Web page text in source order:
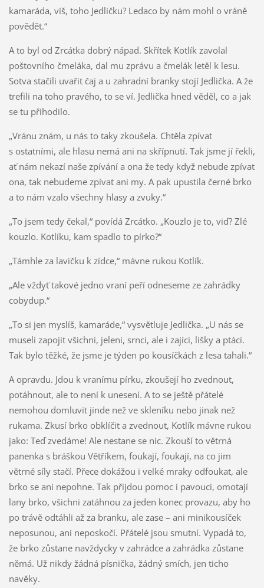
kamaráda, víš, toho Jedličku? Ledaco by nám mohl o vráně
povědět.“
A to byl od Zrcátka dobrý nápad. Skřítek Kotlík zavolal
poštovního čmeláka, dal mu zprávu a čmelák letěl k lesu.
Sotva stačili uvařit čaj a u zahradní branky stojí Jedlička. A že
trefili na toho pravého, to se ví. Jedlička hned věděl, co a jak
se tu přihodilo.
„Vránu znám, u nás to taky zkoušela. Chtěla zpívat
s ostatními, ale hlasu nemá ani na skřípnutí. Tak jsme jí řekli,
ať nám nekazí naše zpívání a ona že tedy když nebude zpívat
ona, tak nebudeme zpívat ani my. A pak upustila černé brko
a to nám vzalo všechny hlasy a zvuky.“
„To jsem tedy čekal,“ povídá Zrcátko. „Kouzlo je to, viď? Zlé
kouzlo. Kotlíku, kam spadlo to pírko?“
„Támhle za lavičku k zídce,“ mávne rukou Kotlík.
„Ale vždyť takové jedno vraní peří odneseme ze zahrádky
cobydup.“
„To si jen myslíš, kamaráde,“ vysvětluje Jedlička. „U nás se
museli zapojit všichni, jeleni, srnci, ale i zajíci, lišky a ptáci.
Tak bylo těžké, že jsme je týden po kousíčkách z lesa tahali.“
A opravdu. Jdou k vranímu pírku, zkoušejí ho zvednout,
potáhnout, ale to není k unesení. A to se ještě přátelé
nemohou domluvit jinde než ve skleníku nebo jinak než
rukama. Zkusí brko obklíčit a zvednout, Kotlík mávne rukou
jako: Teď zvedáme! Ale nestane se nic. Zkouší to větrná
panenka s bráškou Větříkem, foukají, foukají, na co jim
větrné síly stačí. Přece dokážou i velké mraky odfoukat, ale
brko se ani nepohne. Tak přijdou pomoc i pavouci, omotají
lany brko, všichni zatáhnou za jeden konec provazu, aby ho
po trávě odtáhli až za branku, ale zase – ani minikousíček
neposunou, ani neposkočí. Přátelé jsou smutní. Vypadá to,
že brko zůstane navždycky v zahrádce a zahrádka zůstane
němá. Už nikdy žádná písnička, žádný smích, jen ticho
navěky.